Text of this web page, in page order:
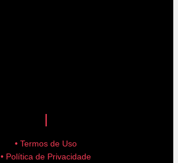
• Termos de Uso
• Política de Privacidade